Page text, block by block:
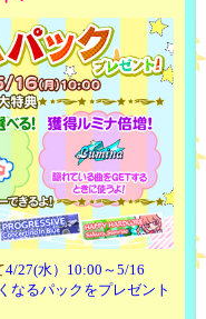
4/27(水）10:00～5/16
なるパックをプレゼント